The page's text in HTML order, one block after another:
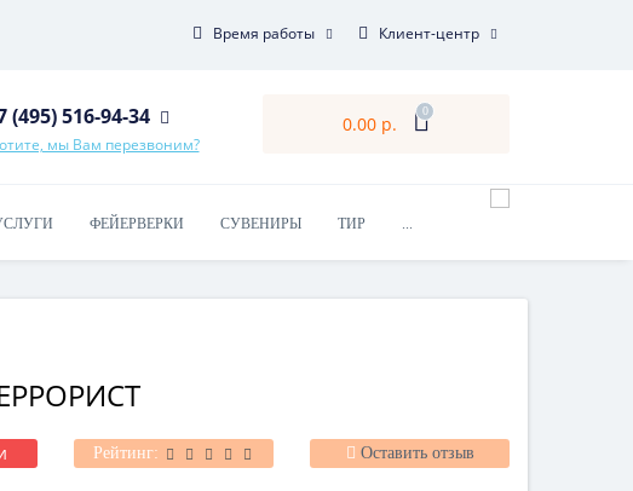
Время работы Клиент-центр
(495) 516-94-34
мы Вам перезвоним?
0.00 р.
0
ФЕЙЕРВЕРКИ СУВЕНИРЫ ТИР ...
Рейтинг: Оставить отзыв